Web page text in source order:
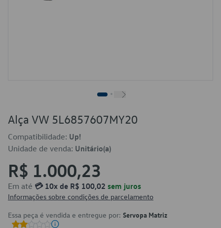
Alça VW 5L6857607MY20
Compatibilidade: Up!
Unidade de venda: Unitário(a)
R$ 1.000,23
Em até 💳 10x de R$ 100,02 sem juros
Informações sobre condições de parcelamento
Essa peça é vendida e entregue por: Servopa Matriz